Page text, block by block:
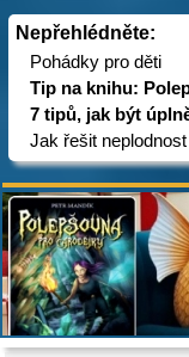
Nepřehlédněte:
Pohádky pro děti
Tip na knihu:
7 tipů, jak být
Jak řešit neplodnost